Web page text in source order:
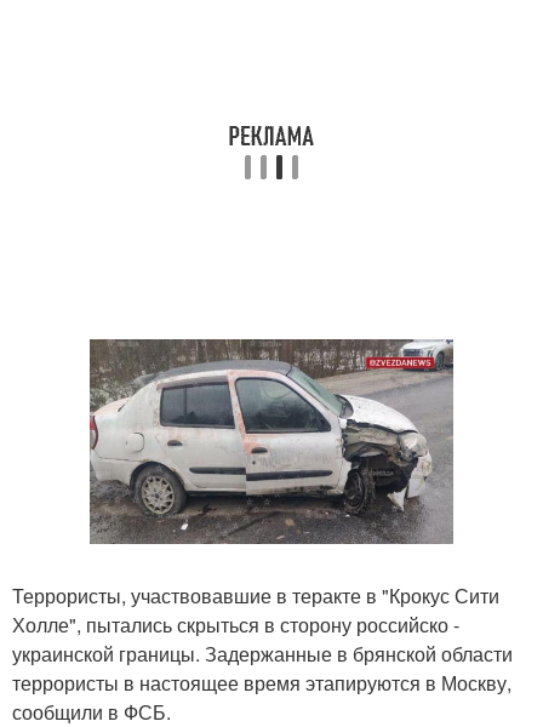
Террористы, участвовавшие в теракте в "Крокус Сити
Холле", пытались скрыться в сторону российско -
украинской границы. Задержанные в брянской области
террористы в настоящее время этапируются в Москву,
сообщили в ФСБ.